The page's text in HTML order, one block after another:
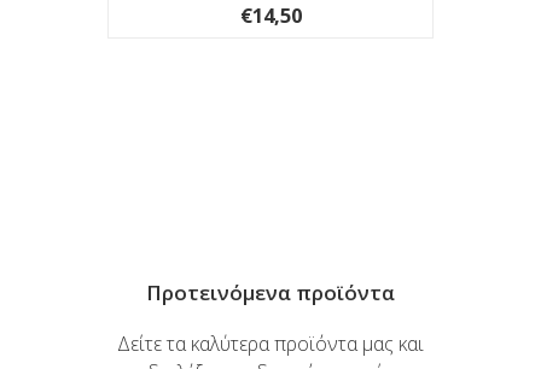
€14,50
Προτεινόμενα προϊόντα
Δείτε τα καλύτερα προϊόντα μας και